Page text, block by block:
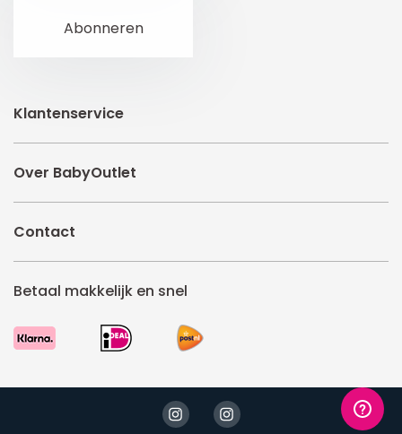
Klantenservice
Over BabyOutlet
Contact
Betaal makkelijk en snel